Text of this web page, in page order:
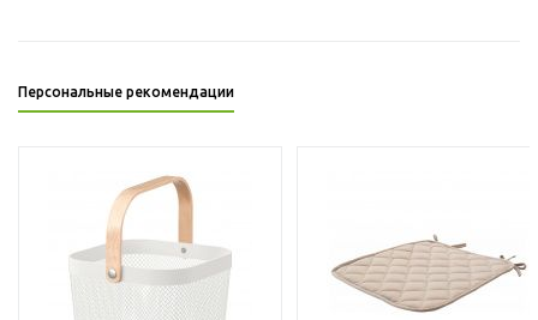
Персональные рекомендации